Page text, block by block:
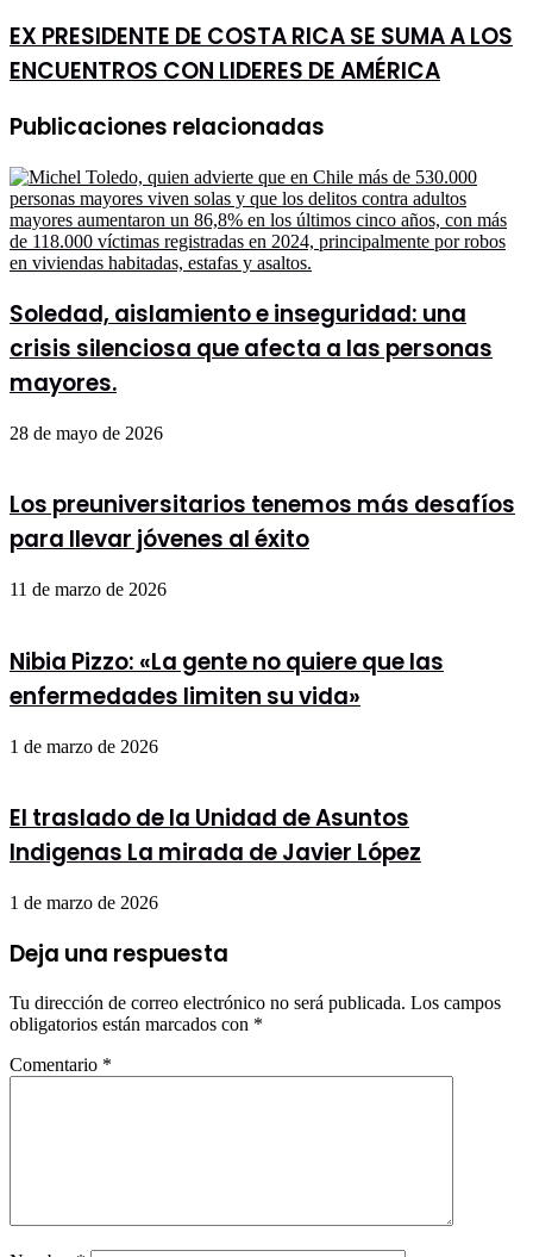
superintendente
UNIVERSIDAD
LA
FUNCIONA
AL
EX
PRESIDENTE
DE
RICA
SE
A
LOS
ENCUENTROS
CON
LIDERES
AMÉRICA
EX PRESIDENTE DE COSTA RICA SE SUMA A LOS
ENCUENTROS CON LIDERES DE AMÉRICA
Publicaciones relacionadas
Soledad, aislamiento e inseguridad: una
crisis silenciosa que afecta a las personas
mayores.
28 de mayo de 2026
Los preuniversitarios tenemos más desafíos
para llevar jóvenes al éxito
11 de marzo de 2026
Nibia Pizzo: «La gente no quiere que las
enfermedades limiten su vida»
1 de marzo de 2026
El traslado de la Unidad de Asuntos
Indigenas La mirada de Javier López
1 de marzo de 2026
Deja una respuesta
Tu dirección de correo electrónico no será publicada. Los campos
obligatorios están marcados con *
Comentario *